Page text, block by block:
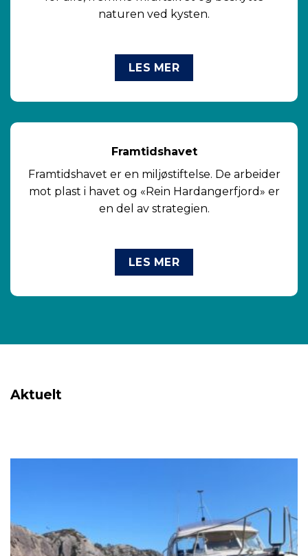
naturen ved kysten.
LES MER
Framtidshavet
Framtidshavet er en miljøstiftelse. De arbeider
mot plast i havet og «Rein Hardangerfjord» er
en del av strategien.
LES MER
Aktuelt